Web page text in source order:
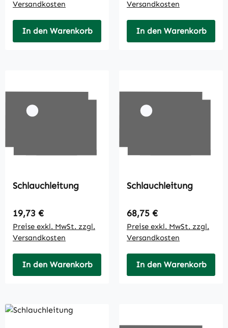
Versandkosten
In den Warenkorb
Versandkosten
In den Warenkorb
Schlauchleitung
Regulärer Preis:
19,73 €
Preise exkl. MwSt. zzgl.
Versandkosten
In den Warenkorb
Schlauchleitung
Regulärer Preis:
68,75 €
Preise exkl. MwSt. zzgl.
Versandkosten
In den Warenkorb